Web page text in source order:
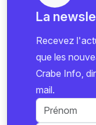
La
Recevez
que les
Crabe Info,
mail.